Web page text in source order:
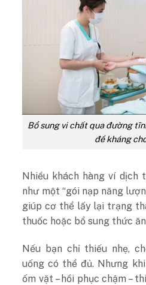
Bổ sung vi chất qua đường
đề kháng
Nhiều khách hàng ví dịch
như một “gói nạp năng
giúp cơ thể lấy lại trạng
thuốc hoặc bổ sung thức
Nếu bạn chỉ thiếu nhẹ,
uống có thể đủ. Nhưng
ốm vặt – hồi phục chậm –